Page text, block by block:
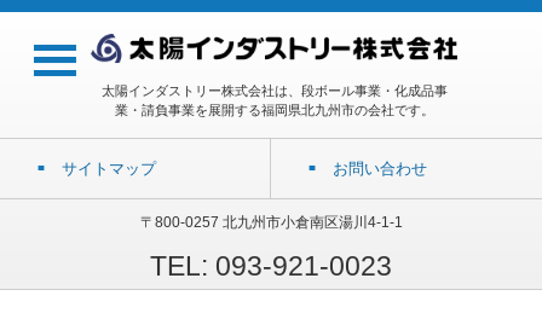
太陽インダストリー株式会社は、段ボール事業・化成品事
業・請負事業を展開する福岡県北九州市の会社です。
サイトマップ お問い合わせ
〒800-0257 北九州市小倉南区湯川4-1-1
TEL: 093-921-0023